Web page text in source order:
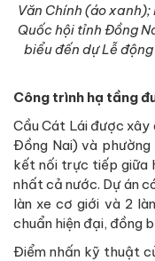
Văn Chính (áo
Quốc hội tỉnh Đồng
biểu đến dự Lễ
Công trình hạ tầng
Cầu Cát Lái được
Đồng Nai) và phường
kết nối trực tiếp giữa
nhất cả nước. Dự án
làn xe cơ giới và 2
chuẩn hiện đại, đồng
Điểm nhấn kỹ thuật